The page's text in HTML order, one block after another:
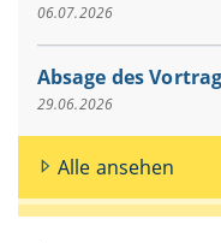
06.07.2026
Absage des
29.06.2026
Alle ansehen